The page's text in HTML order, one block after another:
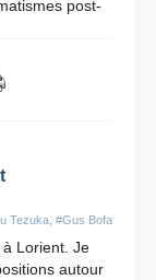
post-
Tezuka #Gus Bofa
Lorient. Je
autour